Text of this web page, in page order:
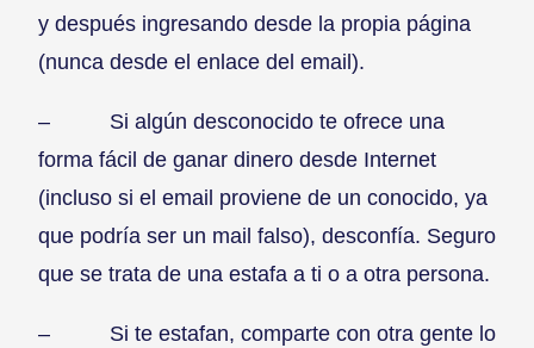
y después ingresando desde la propia página
(nunca desde el enlace del email).
– Si algún desconocido te ofrece una
forma fácil de ganar dinero desde Internet
(incluso si el email proviene de un conocido, ya
que podría ser un mail falso), desconfía. Seguro
que se trata de una estafa a ti o a otra persona.
– Si te estafan, comparte con otra gente lo